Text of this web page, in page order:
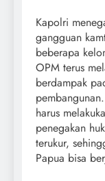
Kapolri
gangguan
beberapa
OPM terus
berdampak
harus
penegakan
terukur,
Papua bisa